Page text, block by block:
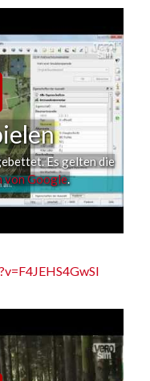
Es gelten die
von Google.